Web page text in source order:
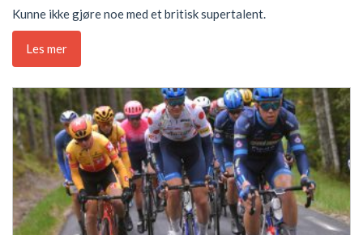
Kunne ikke gjøre noe med et britisk supertalent.
Les mer